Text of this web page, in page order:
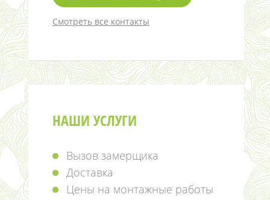
Смотреть все контакты
НАШИ УСЛУГИ
Вызов замерщика
Доставка
Цены на монтажные работы